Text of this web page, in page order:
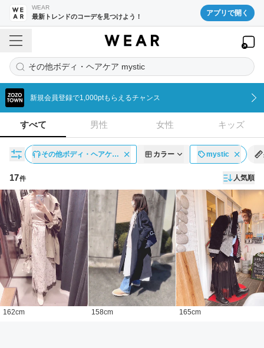
WEAR
最新トレンドのコーデを見つけよう！ アプリで開く
その他ボディ・ヘアケア mystic
新規会員登録で1,000ptもらえるチャンス
すべて 男性 女性 キッズ
その他ボディ・ヘアケ… カラー mystic
17件 人気順
コーディネート一覧
162cm 158cm 165cm